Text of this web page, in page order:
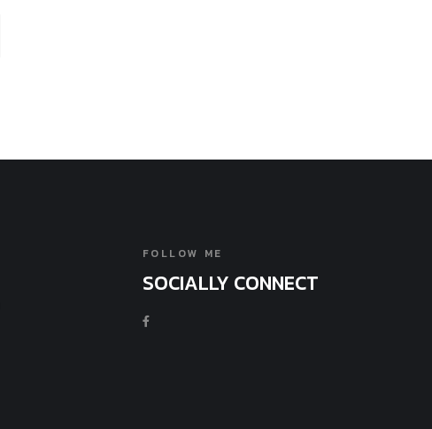
FOLLOW ME
SOCIALLY CONNECT